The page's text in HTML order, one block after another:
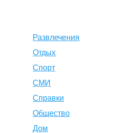
Развлечения
Отдых
Спорт
СМИ
Справки
Общество
Дом